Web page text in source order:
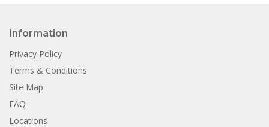
Information
Privacy Policy
Terms & Conditions
Site Map
FAQ
Locations